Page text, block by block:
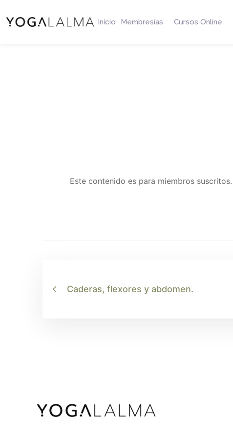
Inicio Membresías Cursos Online
Caderas, flexores y abdomen.